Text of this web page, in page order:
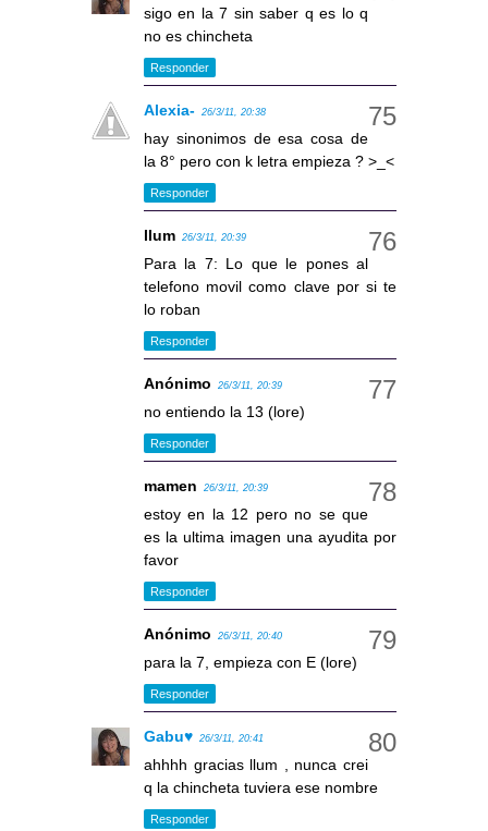
sigo en la 7 sin saber q es lo q
no es chincheta
Responder
Alexia- 26/3/11, 20:38
hay sinonimos de esa cosa de
la 8° pero con k letra empieza ? >_<
Responder
llum 26/3/11, 20:39
Para la 7: Lo que le pones al
telefono movil como clave por si te
lo roban
Responder
Anónimo 26/3/11, 20:39
no entiendo la 13 (lore)
Responder
mamen 26/3/11, 20:39
estoy en la 12 pero no se que
es la ultima imagen una ayudita por
favor
Responder
Anónimo 26/3/11, 20:40
para la 7, empieza con E (lore)
Responder
Gabu♥ 26/3/11, 20:41
ahhhh gracias llum , nunca crei
q la chincheta tuviera ese nombre
Responder